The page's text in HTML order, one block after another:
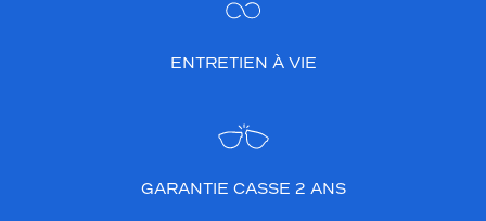
ENTRETIEN À VIE
GARANTIE CASSE 2 ANS